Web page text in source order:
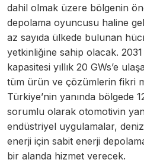
dahil olmak üzere bölgenin
depolama oyuncusu haline
az sayıda ülkede bulunan
yetkinliğine sahip olacak. 2031
kapasitesi yıllık 20 GWs’e
tüm ürün ve çözümlerin fikri
Türkiye’nin yanında bölgede
sorumlu olarak otomotivin
endüstriyel uygulamalar,
enerji için sabit enerji
bir alanda hizmet verecek.